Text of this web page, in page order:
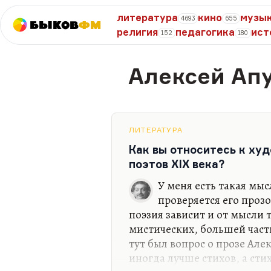
БыковФМ
литература 4693 кино 655
религия 152 педагогика 180
Алексей
ЛИТЕРАТУРА
Как вы относитесь к
поэтов XIX века?
У меня есть такая
проверяется его
поэзия зависит и от мысли
мистических, большей
тут был вопрос о прозе
иногда лучше стихов, а